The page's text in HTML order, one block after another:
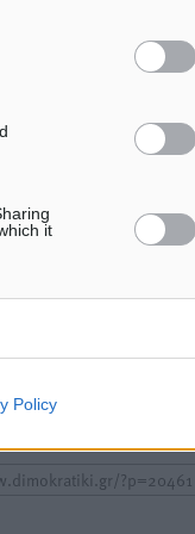
it
Policy
νησιά»: Τουρκική
εξηγεί τους λόγους που
άλλες ιστοσελίδες
παραπομπής προς το